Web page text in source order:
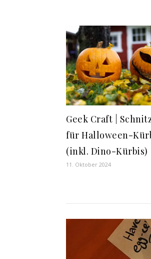
Geek Craft |
für Halloween-
(inkl. Dino-Kürbis)
11. Oktober 2024